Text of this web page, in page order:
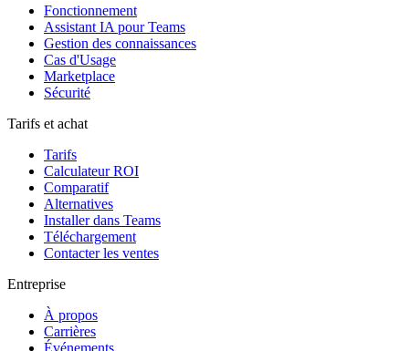
Fonctionnement
Assistant IA pour Teams
Gestion des connaissances
Cas d'Usage
Marketplace
Sécurité
Tarifs et achat
Tarifs
Calculateur ROI
Comparatif
Alternatives
Installer dans Teams
Téléchargement
Contacter les ventes
Entreprise
À propos
Carrières
Événements